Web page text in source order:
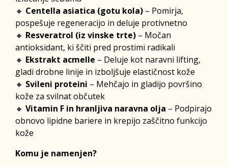
🔸 Centella asiatica (gotu kola) – Pomirja,
pospešuje regeneracijo in deluje protivnetno
🔸 Resveratrol (iz vinske trte) – Močan
antioksidant, ki ščiti pred prostimi radikali
🔸 Ekstrakt acmelle – Deluje kot naravni lifting,
gladi drobne linije in izboljšuje elastičnost kože
🔸 Svileni proteini – Mehčajo in gladijo površino
kože za svilnat občutek
🔸 Vitamin F in hranljiva naravna olja – Podpirajo
obnovo lipidne bariere in krepijo zaščitno funkcijo
kože
Komu je namenjen?